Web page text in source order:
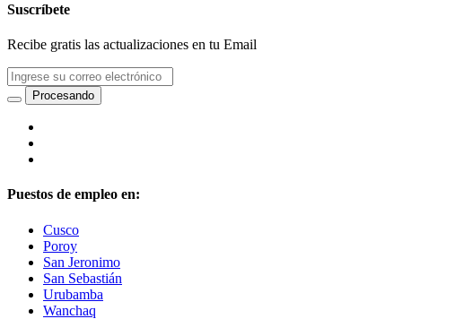
Suscríbete
Recibe gratis las actualizaciones en tu Email
Puestos de empleo en:
Cusco
Poroy
San Jeronimo
San Sebastián
Urubamba
Wanchaq